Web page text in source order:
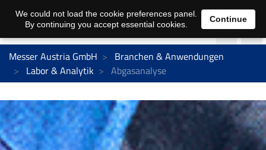
Messer Austria GmbH
Branchen & Anwendungen
Labor & Analytik
Abgasanalyse
We could not load the cookie preferences panel.
By continuing you accept essential cookies.
Continue